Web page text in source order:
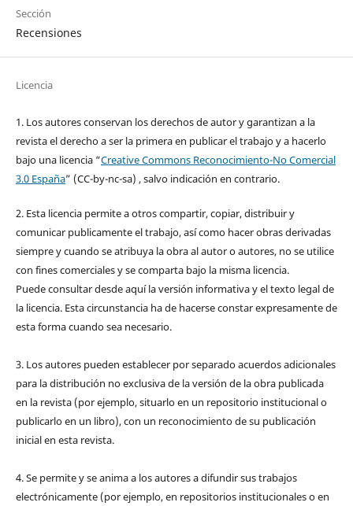
Sección
Recensiones
Licencia
1. Los autores conservan los derechos de autor y garantizan a la
revista el derecho a ser la primera en publicar el trabajo y a hacerlo
bajo una licencia “Creative Commons Reconocimiento-No Comercial
3.0 España” (CC-by-nc-sa) , salvo indicación en contrario.
2. Esta licencia permite a otros compartir, copiar, distribuir y
comunicar publicamente el trabajo, así como hacer obras derivadas
siempre y cuando se atribuya la obra al autor o autores, no se utilice
con fines comerciales y se comparta bajo la misma licencia.
Puede consultar desde aquí la versión informativa y el texto legal de
la licencia. Esta circunstancia ha de hacerse constar expresamente de
esta forma cuando sea necesario.
3. Los autores pueden establecer por separado acuerdos adicionales
para la distribución no exclusiva de la versión de la obra publicada
en la revista (por ejemplo, situarlo en un repositorio institucional o
publicarlo en un libro), con un reconocimiento de su publicación
inicial en esta revista.
4. Se permite y se anima a los autores a difundir sus trabajos
electrónicamente (por ejemplo, en repositorios institucionales o en